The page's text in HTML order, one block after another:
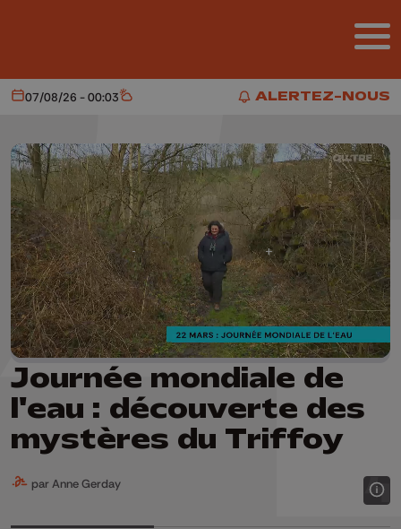
ALERTEZ-NOUS
ALERTEZ-NOUS
Aujourd'hui
07/08/26 - 00:03 Météo
Journée mondiale de
l'eau : découverte des
mystères du Triffoy
par Anne Gerday